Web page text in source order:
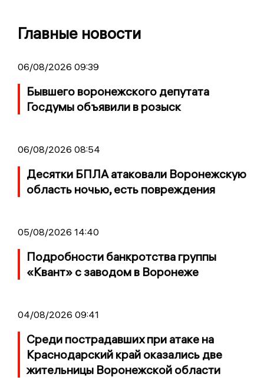
Главные новости
06/08/2026 09:39
Бывшего воронежского депутата
Госдумы объявили в розыск
06/08/2026 08:54
Десятки БПЛА атаковали Воронежскую
область ночью, есть повреждения
05/08/2026 14:40
Подробности банкротства группы
«Квант» с заводом в Воронеже
04/08/2026 09:41
Среди пострадавших при атаке на
Краснодарский край оказались две
жительницы Воронежской области